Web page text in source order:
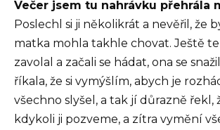
Večer jsem tu nahrávku přehrála
Poslechl si ji několikrát a nevěřil, že
matka mohla takhle chovat. Ještě
zavolal a začali se hádat, ona se
říkala, že si vymýšlím, abych je
všechno slyšel, a tak jí důrazně řekl,
kdykoli ji pozveme, a zítra vymění